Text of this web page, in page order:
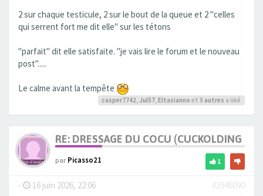
2 sur chaque testicule, 2 sur le bout de la queue et 2 "celles
qui serrent fort me dit elle" sur les tétons
"parfait" dit elle satisfaite. "je vais lire le forum et le nouveau
post".....
Le calme avant la tempête
casper7742 Jul57 Eltasianno et 8 autres a liké
RE: DRESSAGE DU COCU (CUCKOLDING
parPicasso21 1
- 16 juin 2026, 22:06
#2946090